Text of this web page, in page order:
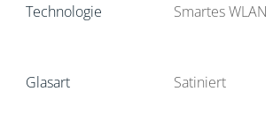
Technologie Smartes WLAN
Glasart Satiniert